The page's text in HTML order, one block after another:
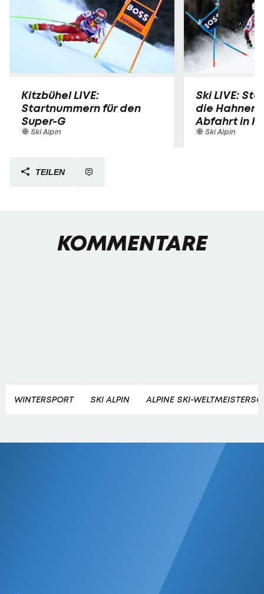
Kitzbühel LIVE:
Startnummern für den
Super-G
Ski Alpin
Ski LIVE:
die
Abfahrt in
Ski Alpin
TEILEN
KOMMENTARE
WINTERSPORT SKI ALPIN ALPINE SKI-